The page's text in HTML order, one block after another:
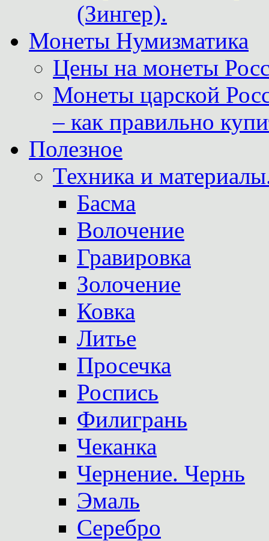
(Зингер).
Монеты Нумизматика
Цены на монеты
Монеты царской
– как правильно
Полезное
Техника и
Басма
Волочение
Гравировка
Золочение
Ковка
Литье
Просечка
Роспись
Филигрань
Чеканка
Чернение. Чернь
Эмаль
Серебро